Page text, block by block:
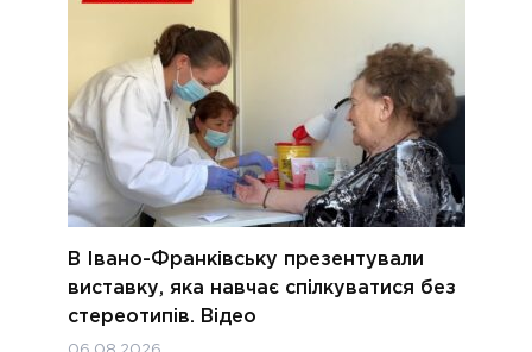
В Івано-Франківську презентували
виставку, яка навчає спілкуватися без
стереотипів. Відео